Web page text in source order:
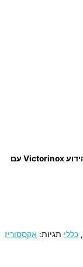
פומפייה עם ידית ארגונומית, של המותג השוויצרי הידוע Victorinox עם
, כללי תגיות: אקססוריז